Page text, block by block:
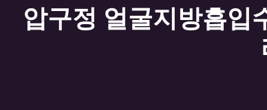
압구정 얼굴지방흡입